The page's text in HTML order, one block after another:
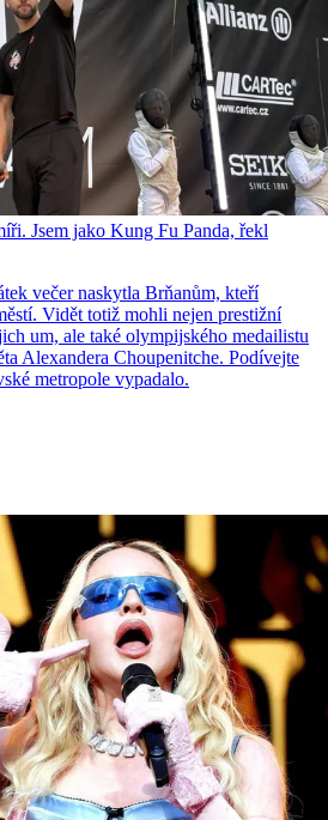
Jsem jako Kung Fu Panda, řekl
večer naskytla Brňanům, kteří
Vidět totiž mohli nejen prestižní
um, ale také olympijského medailistu
Alexandera Choupenitche. Podívejte
metropole vypadalo.